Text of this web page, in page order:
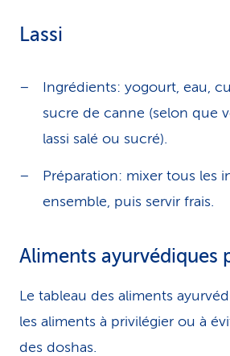
Lassi
Ingrédients: yogourt, eau,
sucre de canne (selon que
lassi salé ou sucré).
Préparation: mixer tous les
ensemble, puis servir frais.
Aliments ayurvédiques
Le tableau des aliments
les aliments à privilégier ou à
des doshas.